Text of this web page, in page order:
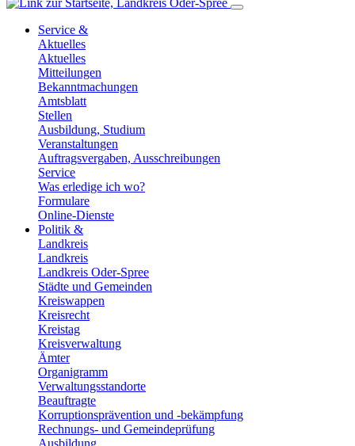
Service &
Aktuelles
Aktuelles
Mitteilungen
Bekanntmachungen
Amtsblatt
Stellen
Ausbildung, Studium
Veranstaltungen
Auftragsvergaben, Ausschreibungen
Service
Was erledige ich wo?
Formulare
Online-Dienste
Politik &
Landkreis
Landkreis
Landkreis Oder-Spree
Städte und Gemeinden
Kreiswappen
Kreisrecht
Kreistag
Kreisverwaltung
Ämter
Organigramm
Verwaltungsstandorte
Beauftragte
Korruptionsprävention und -bekämpfung
Rechnungs- und Gemeindeprüfung
Ausbildung